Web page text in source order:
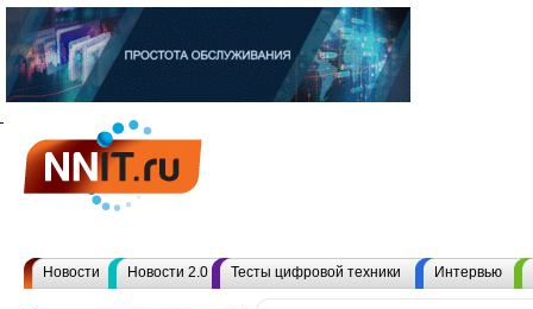
Новости Новости 2.0 Тесты цифровой техники Интервью